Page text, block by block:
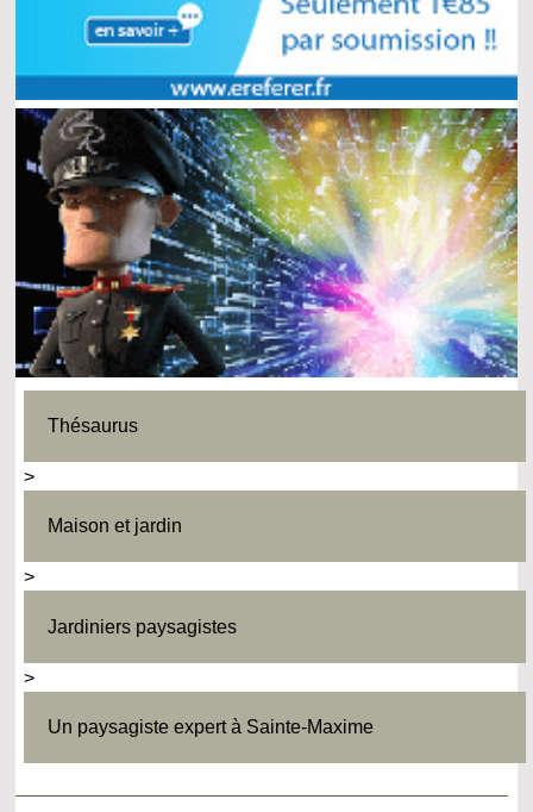
Thésaurus
>
Maison et jardin
>
Jardiniers paysagistes
>
Un paysagiste expert à Sainte-Maxime